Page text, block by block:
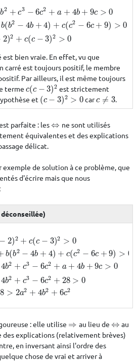
b2 + c3 − 6c2 + a + 4b + 9c > 0
b(b2 − 4b + 4) + c(c2 − 6c + 9) > 0
2)2 + c(c − 3)2 > 0
+a +4b+ 9c >0⇔ a( a2 −2 a+ 1)+b(b2−4
bien vraie. En effet, vu que
carré est toujours positif, le membre
Par ailleurs, il est même toujours
terme c(c − 3)2
c(c−3) 2
est strictement
et (c − 3)2 > 0
(c−3) 2>0 carc ≠ 3
c ≠3 .
parfaite : les⇔
⇔ ne sont utilisés
équivalentes et des explications
délicat.
de solution à ce problème, que
d'écrire mais que nous
− 2)2 + c(c − 3)2 > 0
b(b2 − 4b + 4) + c(c2 − 6c + 9) > 0
4b2 + c3 − 6c2 + a + 4b + 9c > 0
4b2 + c3 − 6c2 + 28 > 0
> 2a2 + 4b2 + 6c2
)2 >0car a,b,c >0 etc ≠3 ⇔
: elle utilise ⇒
⇒ au lieu de ⇔
⇔ au
explications (relativement brèves)
en inversant ainsi l'ordre des
chose de vrai et arriver à